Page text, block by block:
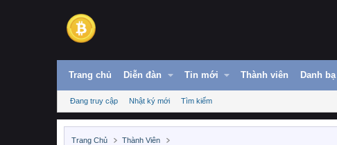
Trang chủ Diễn đàn Tin mới Thành viên Danh bạ
Đang truy cập Nhật ký mới Tìm kiếm
Trang Chủ Thành Viên